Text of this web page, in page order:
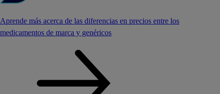
Aprende más acerca de las diferencias en precios entre los
medicamentos de marca y genéricos